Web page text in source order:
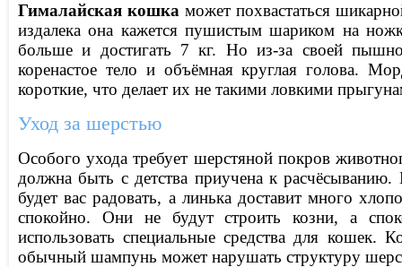
Гималайская кошка может похвастаться
издалека она кажется пушистым шариком на
больше и достигать 7 кг. Но из-за своей
коренастое тело и объёмная круглая голова.
короткие, что делает их не такими ловкими
Уход за шерстью
Особого ухода требует шерстяной покров
должна быть с детства приучена к
будет вас радовать, а линька доставит много
спокойно. Они не будут строить козни, а
использовать специальные средства для кошек.
обычный шампунь может нарушать структуру